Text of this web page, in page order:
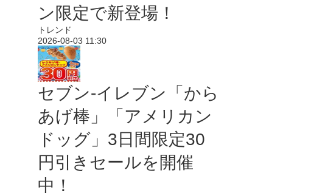
ン限定で新登場！
トレンド
2026-08-03 11:30
セブン‐イレブン「から
あげ棒」「アメリカン
ドッグ」3日間限定30
円引きセールを開催
中！